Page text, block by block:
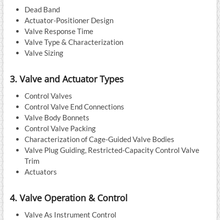
Dead Band
Actuator-Positioner Design
Valve Response Time
Valve Type & Characterization
Valve Sizing
3. Valve and Actuator Types
Control Valves
Control Valve End Connections
Valve Body Bonnets
Control Valve Packing
Characterization of Cage-Guided Valve Bodies
Valve Plug Guiding, Restricted-Capacity Control Valve
Trim
Actuators
4. Valve Operation & Control
Valve As Instrument Control